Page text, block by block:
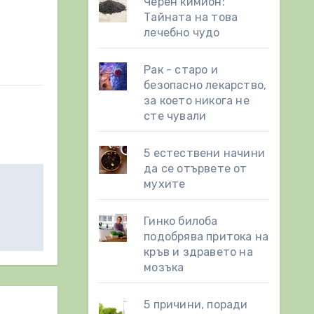
Тайната на това
лечебно чудо
Рак - старо и
безопасно лекарство,
за което никога не
сте чували
5 естествени начини
да се отървете от
мухите
Гинко билоба
подобрява притока на
кръв и здравето на
мозъка
5 причини, поради